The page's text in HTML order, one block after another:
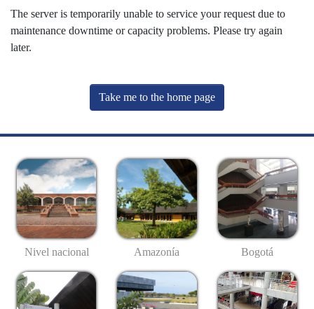
The server is temporarily unable to service your request due to
maintenance downtime or capacity problems. Please try again
later.
Take me to the home page
Nivel nacional Amazonía Bogotá